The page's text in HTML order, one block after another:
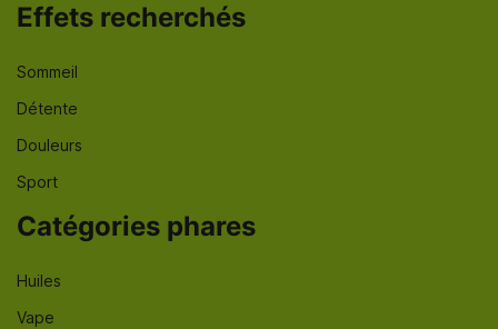
Effets recherchés
Sommeil
Détente
Douleurs
Sport
Catégories phares
Huiles
Vape